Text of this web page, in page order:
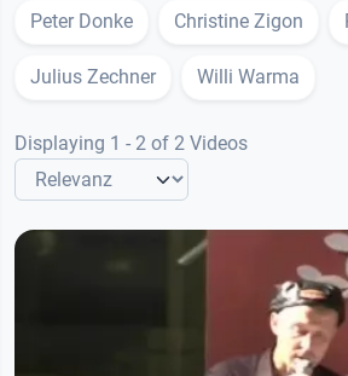
Peter Donke Christine Zigon
Julius Zechner Willi Warma
Displaying 1 - 2 of 2 Videos